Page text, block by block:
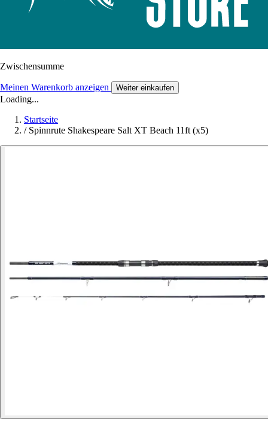
Zwischensumme
Meinen Warenkorb anzeigen Weiter einkaufen
Loading...
Startseite
/ Spinnrute Shakespeare Salt XT Beach 11ft (x5)